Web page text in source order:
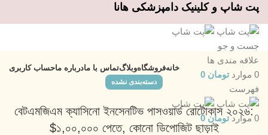
پت شاپ و کلینیک دامپزشکی هانا
جست و جو
علاقه مندی ها
0 موارد تومان
فهرست
0 موارد تومان0
خانهفروشگاهوبلاگتماس با مادرباره ماحساب کاربری
دسته‌بندی نشده
বেটএমজিএম ক্যাসিনো ইনসেনটিভ পাসওয়ার্ড রোটোকাস ২০২৬:
$১,০০,০০০ পেতে, কোনো ডিপোজিট ছাড়াই